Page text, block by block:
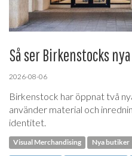
Så ser Birkenstocks
2026-08-06
Birkenstock har öppnat två
använder material och
identitet.
Visual Merchandising Nya butiker